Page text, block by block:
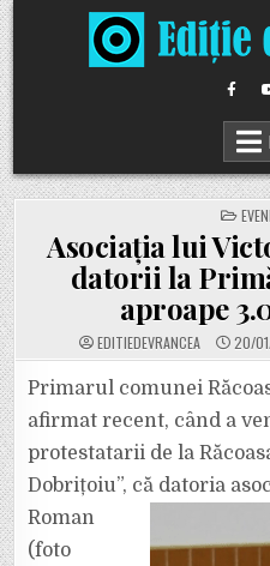
Skip
to
content
IN
Asociația lui
datorii la
aproape
EDITIEDEVRANCEA 20/
Primarul comunei
afirmat recent, când a
protestatarii de la
Dobrițoiu”, că datoria
Roman
(foto